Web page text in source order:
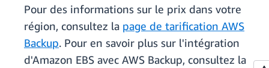
Pour des informations sur le prix dans votre
région, consultez la page de tarification AWS
Backup. Pour en savoir plus sur l'intégration
d'Amazon EBS avec AWS Backup, consultez la